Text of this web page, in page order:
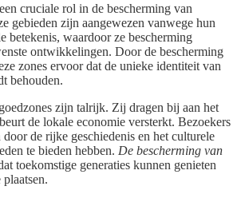
cruciale rol in de bescherming van
gebieden zijn aangewezen vanwege hun
betekenis, waardoor ze bescherming
ontwikkelingen. Door de bescherming
zones ervoor dat de unieke identiteit van
behouden.
zijn talrijk. Zij dragen bij aan het
de lokale economie versterkt. Bezoekers
de rijke geschiedenis en het culturele
te bieden hebben. De bescherming van
toekomstige generaties kunnen genieten